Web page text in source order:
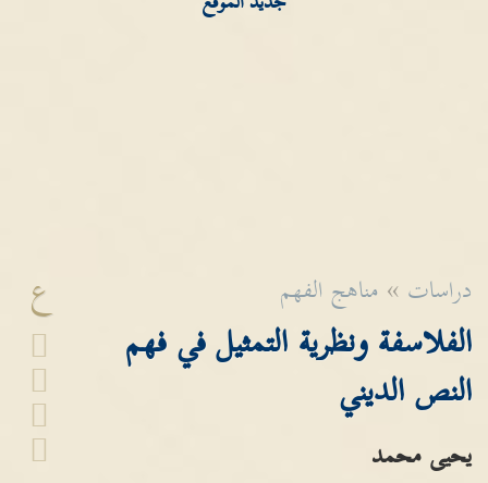
ع دراسات » مناهج الفهم
الفلاسفة ونظرية التمثيل في فهم
النص الديني
يحيى محمد